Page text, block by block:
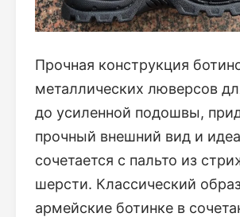
Прочная конструкция
металлических люверсов
до усиленной подошвы,
прочный внешний вид и
сочетается с пальто из
шерсти. Классический
армейские ботинке в